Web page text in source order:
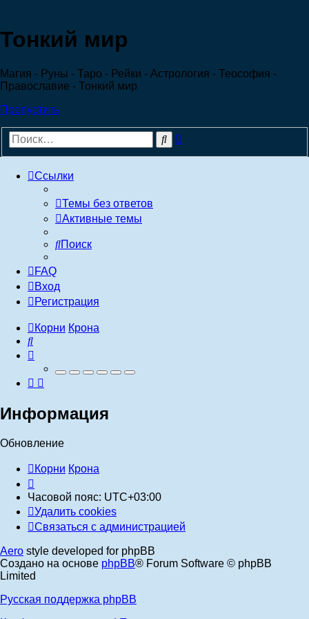
Тонкий мир
Магия - Руны - Таро - Рейки - Астрология - Теософия -
Православие - Тонкий мир
Пропустить
Поиск
Ссылки
Темы без ответов
Активные темы
Поиск
FAQ
Вход
Регистрация
Корни Крона
Поиск
Информация
Обновление
Корни Крона
Часовой пояс: UTC+03:00
Удалить cookies
Связаться
администрацией
Связаться с администрацией
Aero style developed for phpBB
Создано на основе phpBB® Forum Software © phpBB
Limited
Русская поддержка phpBB